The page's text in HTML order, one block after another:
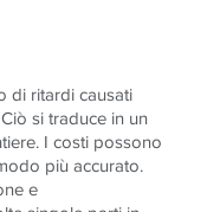
di ritardi causati
si traduce in un
I costi possono
più accurato.
e